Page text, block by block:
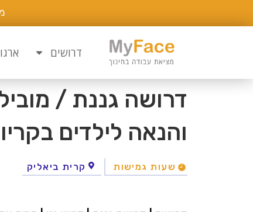
דרושים
דרושה גננת /
והנאה לילדים
שעות גמישות קרית ביאליק